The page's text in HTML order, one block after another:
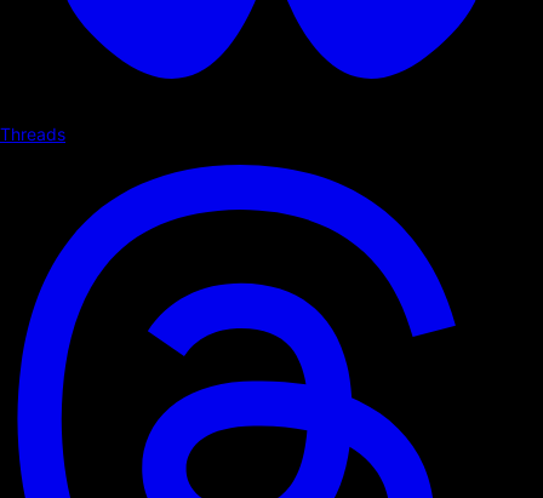
Threads